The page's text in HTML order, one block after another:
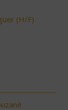
(H/F)